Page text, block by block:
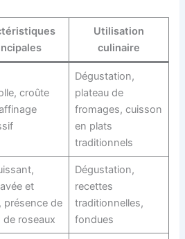
Utilisation
culinaire
croûte
Dégustation,
plateau de
fromages, cuisson
en plats
traditionnels
et
présence de
de roseaux
Dégustation,
recettes
traditionnelles,
fondues